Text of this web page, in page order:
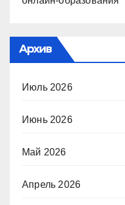
Архив
Июль 2026
Июнь 2026
Май 2026
Апрель 2026